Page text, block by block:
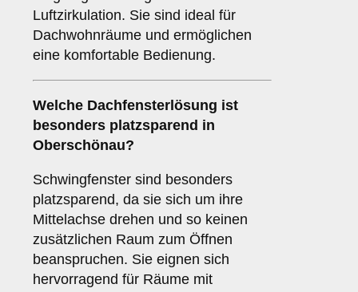
Luftzirkulation. Sie sind ideal für
Dachwohnräume und ermöglichen
eine komfortable Bedienung.
Welche Dachfensterlösung ist
besonders platzsparend in
Oberschönau?
Schwingfenster sind besonders
platzsparend, da sie sich um ihre
Mittelachse drehen und so keinen
zusätzlichen Raum zum Öffnen
beanspruchen. Sie eignen sich
hervorragend für Räume mit